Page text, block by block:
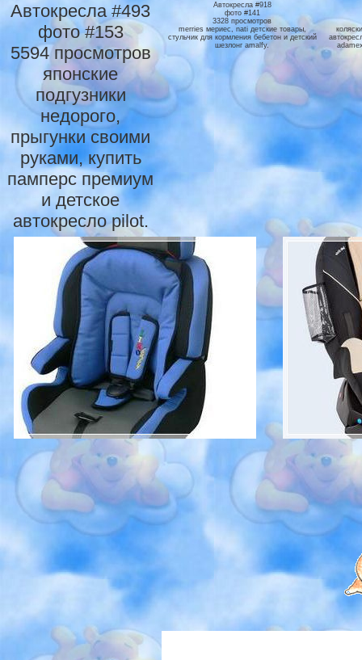
Автокресла #493
фото #153
5594 просмотров
японские
подгузники
недорого,
прыгунки своими
руками, купить
памперс премиум
и детское
автокресло pilot.
Автокресла #918
фото #141
3328 просмотров
merries мериес, nati детские товары,
стульчик для кормления бебетон и детский
шезлонг amalfy.